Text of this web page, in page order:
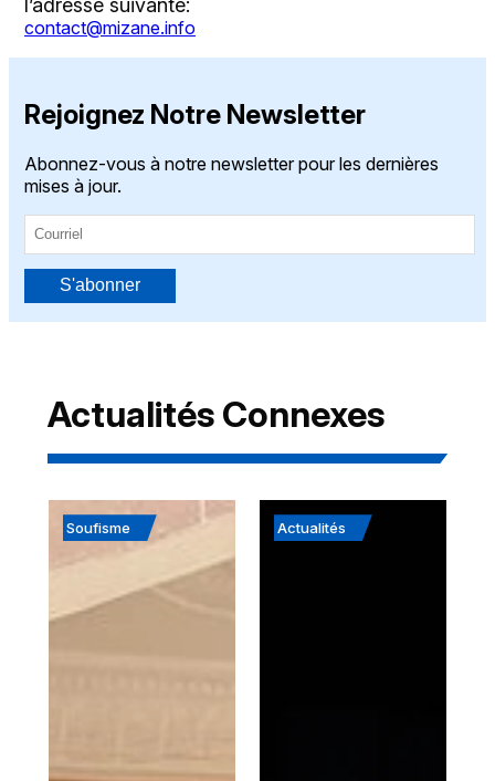
l’adresse suivante:
contact@mizane.info
Rejoignez Notre Newsletter
Abonnez-vous à notre newsletter pour les dernières
mises à jour.
S'abonner
Actualités Connexes
Soufisme Actualités